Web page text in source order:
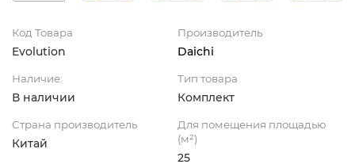
Код Товара
Evolution
Производитель
Daichi
Наличие:
В наличии
Тип товара
Комплект
Страна производитель
Китай
Для помещения площадью
(м²)
25